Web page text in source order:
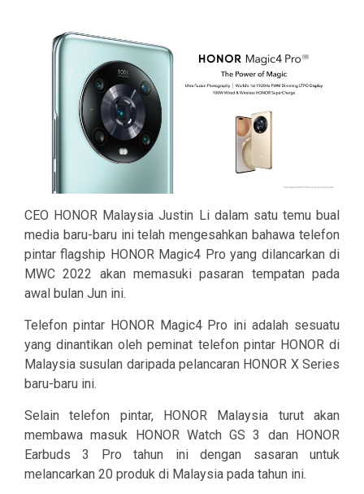
CEO HONOR Malaysia Justin Li dalam satu temu bual
media baru-baru ini telah mengesahkan bahawa telefon
pintar flagship HONOR Magic4 Pro yang dilancarkan di
MWC 2022 akan memasuki pasaran tempatan pada
awal bulan Jun ini.
Telefon pintar HONOR Magic4 Pro ini adalah sesuatu
yang dinantikan oleh peminat telefon pintar HONOR di
Malaysia susulan daripada pelancaran HONOR X Series
baru-baru ini.
Selain telefon pintar, HONOR Malaysia turut akan
membawa masuk HONOR Watch GS 3 dan HONOR
Earbuds 3 Pro tahun ini dengan sasaran untuk
melancarkan 20 produk di Malaysia pada tahun ini.